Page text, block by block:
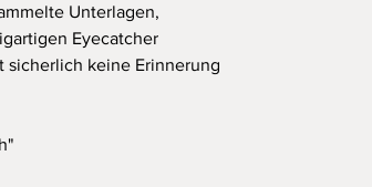
Unterlagen,
Eyecatcher
sicherlich keine Erinnerung